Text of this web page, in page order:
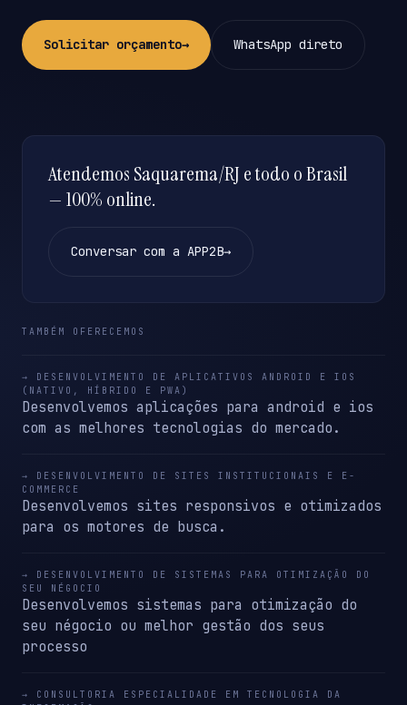
Solicitar orçamento→ WhatsApp direto
Atendemos Saquarema/RJ e todo o Brasil
— 100% online.
Conversar com a APP2B→
TAMBÉM OFERECEMOS
→ DESENVOLVIMENTO DE APLICATIVOS ANDROID E IOS
(NATIVO, HÍBRIDO E PWA)
Desenvolvemos aplicações para android e ios
com as melhores tecnologias do mercado.
→ DESENVOLVIMENTO DE SITES INSTITUCIONAIS E E-
COMMERCE
Desenvolvemos sites responsivos e otimizados
para os motores de busca.
→ DESENVOLVIMENTO DE SISTEMAS PARA OTIMIZAÇÃO DO
SEU NÉGOCIO
Desenvolvemos sistemas para otimização do
seu négocio ou melhor gestão dos seus
processo
→ CONSULTORIA ESPECIALIDADE EM TECNOLOGIA DA